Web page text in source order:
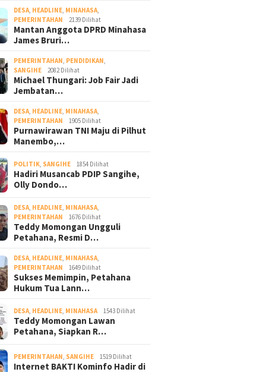
DESA, HEADLINE, MINAHASA,
PEMERINTAHAN
2139 Dilihat
Mantan Anggota DPRD Minahasa
James Bruri…
PEMERINTAHAN, PENDIDIKAN,
SANGIHE
2082 Dilihat
Michael Thungari: Job Fair Jadi
Jembatan…
DESA, HEADLINE, MINAHASA,
PEMERINTAHAN
1905 Dilihat
Purnawirawan TNI Maju di Pilhut
Manembo,…
POLITIK, SANGIHE 1854 Dilihat
Hadiri Musancab PDIP Sangihe,
Olly Dondo…
DESA, HEADLINE, MINAHASA,
PEMERINTAHAN
1676 Dilihat
Teddy Momongan Ungguli
Petahana, Resmi D…
DESA, HEADLINE, MINAHASA,
PEMERINTAHAN
1649 Dilihat
Sukses Memimpin, Petahana
Hukum Tua Lann…
DESA, HEADLINE, MINAHASA 1543 Dilihat
Teddy Momongan Lawan
Petahana, Siapkan R…
PEMERINTAHAN, SANGIHE 1519 Dilihat
Internet BAKTI Kominfo Hadir di